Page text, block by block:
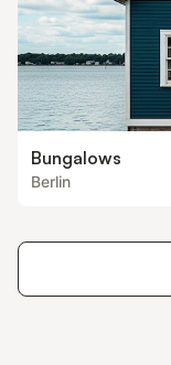
Bungalows
Berlin